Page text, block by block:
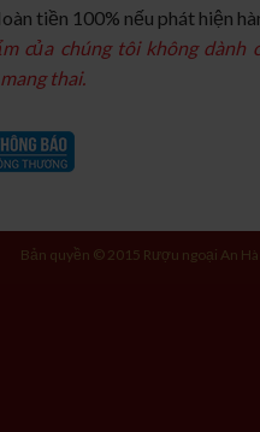
tiền 100% nếu phát hiện
của chúng tôi không
thai.
Bản quyền © 2015 Rượu ngoại An